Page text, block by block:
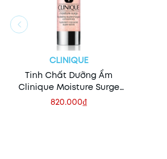
CLINIQUE
Tinh Chất Dưỡng Ẩm
Clinique Moisture Surge
Hydrating Supercharged
820.000₫